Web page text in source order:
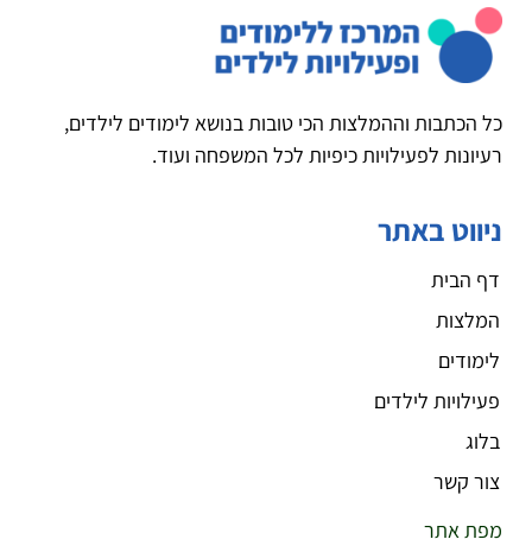
כל הכתבות וההמלצות הכי טובות בנושא לימודים לילדים,
רעיונות לפעילויות כיפיות לכל המשפחה ועוד.
ניווט באתר
דף הבית
המלצות
לימודים
פעילויות לילדים
בלוג
צור קשר
מפת אתר